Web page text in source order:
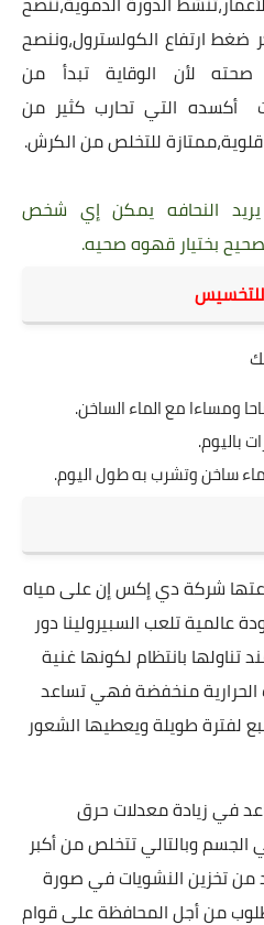
ارتفاع الكولسترول،وننصح
لأن الوقاية تبدأ من
أكسده التي تحارب كثير من
للتخلص من الكرش.
النحافه يمكن إي شخص
بختيار قهوه صحيه.
شركة دي إكس إن على مياه
عالمية تلعب السبيرولينا ‏دور
بانتظام لكونها غنية
الحرارية منخفضة فهي تساعد
طويلة ويعطيها الشعور
في زيادة معدلات حرق
‏وبالتالي تتخلص من أكبر
تخزين النشويات في صورة
من أجل المحافظة على قوام